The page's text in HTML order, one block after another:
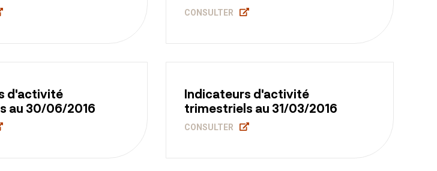
CONSULTER
d'activité
au 30/06/2016
Indicateurs d'activité
trimestriels au 31/03/2016
CONSULTER